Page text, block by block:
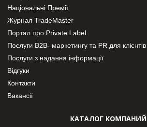
Національні Премії
Журнал TradeMaster
Портал про Private Label
Послуги В2В- маркетингу та PR для клієнтів
Послуги з надання інформації
Відгуки
Контакти
Вакансії
КАТАЛОГ КОМПАНИЙ